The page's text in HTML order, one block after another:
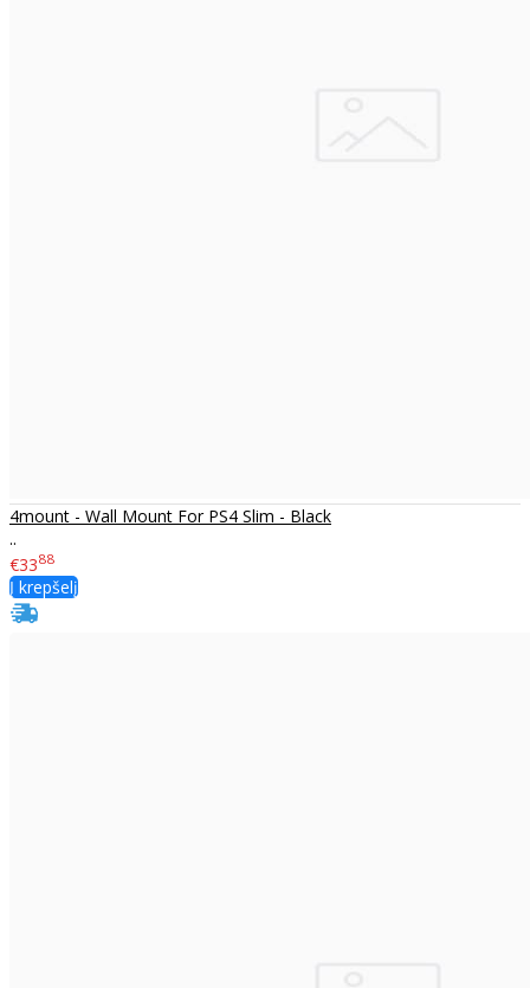
4mount - Wall Mount For PS4 Slim - Black
..
€3388
Į krepšelį